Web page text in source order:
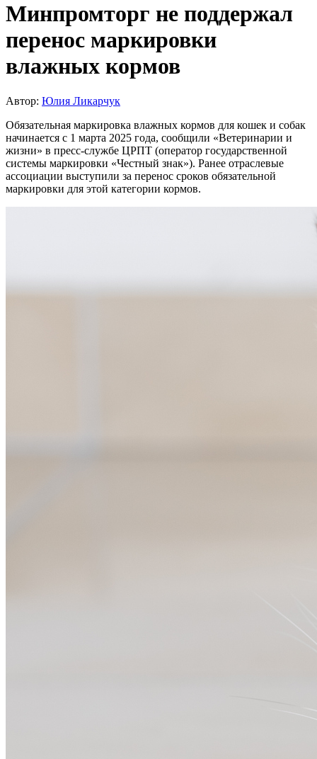
Минпромторг не поддержал
перенос маркировки
влажных кормов
Автор: Юлия Ликарчук
Обязательная маркировка влажных кормов для кошек и собак
начинается с 1 марта 2025 года, сообщили «Ветеринарии и
жизни» в пресс-службе ЦРПТ (оператор государственной
системы маркировки «Честный знак»). Ранее отраслевые
ассоциации выступили за перенос сроков обязательной
маркировки для этой категории кормов.